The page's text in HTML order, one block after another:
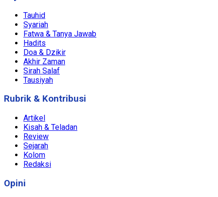
Tauhid
Syariah
Fatwa & Tanya Jawab
Hadits
Doa & Dzikir
Akhir Zaman
Sirah Salaf
Tausiyah
Rubrik & Kontribusi
Artikel
Kisah & Teladan
Review
Sejarah
Kolom
Redaksi
Opini